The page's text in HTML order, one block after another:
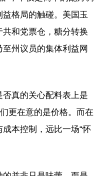
格局的触碰。美国玉
和党票仓，糖分转换
州议员的集体利益网
真的关心配料表上是
更在意的是价格。而在
本控制，远比一场“怀